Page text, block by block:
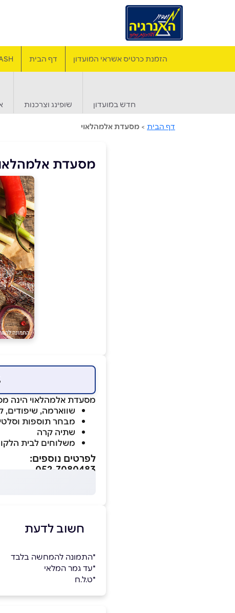
הזמנת כרטיס אשראי המועדון דף הבית
חדש במועדון שופינג וצרכנות
דף הבית > מסעדת אלמהלאוי
מסעדת
מסעדת אלמהלאוי הינה
שווארמה, שיפודים,
מבחר תוספות
שתיה קרה
משלוחים לבית
לפרטים נוספים:
052-7080483
חשוב לדעת
*התמונה להמחשה בלבד
*עד גמר המלאי
*ט.ל.ח